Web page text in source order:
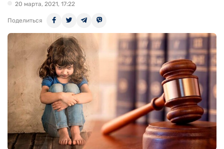
20 марта, 2021, 17:22
Поделиться